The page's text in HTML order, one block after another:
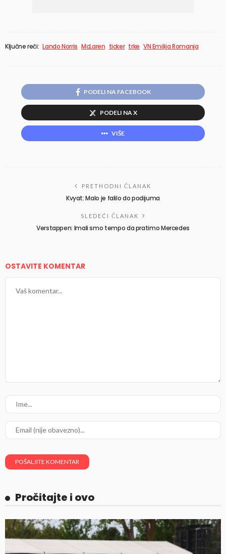
Ključne reči: Lando Norris McLaren ticker trke VN Emilija Romanja
PODELI NA FACEBOOK
PODELI NA X
VIŠE
PRETHODNI ČLANAK
Kvyat: Malo je falilo do podijuma
SLEDEĆI ČLANAK
Verstappen: Imali smo tempo da pratimo Mercedes
OSTAVITE KOMENTAR
Pročitajte i ovo